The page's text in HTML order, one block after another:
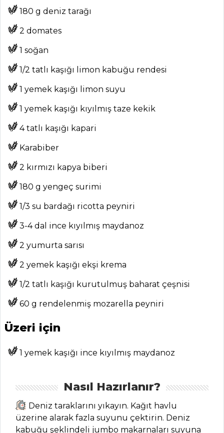
ŞEFİN TARİFLERİ
MENÜLER
Tüm
Kategoriler
MASTERCHEF
Şeyh El (Şıhıl)
Mahşi Tarifi, Nasıl
Rossini Tarifi, Nasıl
Güveci Tarifi, Nasıl
Yapılır?
Masterchef Tüm
SEBZE
Arapsaçı Tarifi,
Zeytinyağlı
Nasıl Yapılır?
Zeytinyağlı ve
180 g deniz tarağı
2 domates
1 soğan
1/2 tatlı kaşığı limon kabuğu rendesi
1 yemek kaşığı limon suyu
1 yemek kaşığı kıyılmış taze kekik
4 tatlı kaşığı kapari
Karabiber
2 kırmızı kapya biberi
180 g yengeç surimi
1/3 su bardağı ricotta peyniri
3-4 dal ince kıyılmış maydanoz
2 yumurta sarısı
2 yemek kaşığı ekşi krema
1/2 tatlı kaşığı kurutulmuş baharat çeşnisi
60 g rendelenmiş mozarella peyniri
Üzeri için
1 yemek kaşığı ince kıyılmış maydanoz
Nasıl Hazırlanır?
Deniz taraklarını yıkayın. Kağıt havlu
üzerine alarak fazla suyunu çektirin. Deniz
kabuğu şeklindeli jumbo makarnaları suyuna